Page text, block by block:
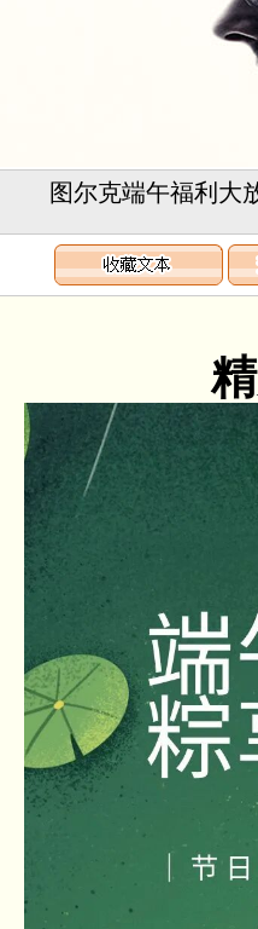
图尔克端午福利大
精